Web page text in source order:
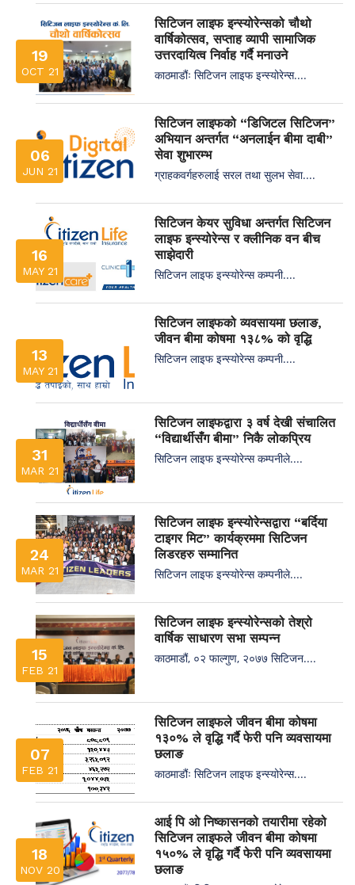
19
OCT 21
सिटिजन लाइफ इन्स्योरेन्सको चौथो
वार्षिकोत्सव, सप्ताह व्यापी सामाजिक
उत्तरदायित्व निर्वाह गर्दै मनाउने
काठमाडौंः सिटिजन लाइफ इन्स्योरेन्स....
06
JUN 21
सिटिजन लाइफको “डिजिटल सिटिजन”
अभियान अन्तर्गत “अनलाईन बीमा दाबी”
सेवा शुभारम्भ
ग्राहकवर्गहरुलाई सरल तथा सुलभ सेवा....
16
MAY 21
सिटिजन केयर सुविधा अन्तर्गत सिटिजन
लाइफ इन्स्योरेन्स र क्लीनिक वन बीच
साझेदारी
सिटिजन लाइफ इन्स्योरेन्स कम्पनी....
13
MAY 21
सिटिजन लाइफको व्यवसायमा छलाङ,
जीवन बीमा कोषमा १३८% को वृद्धि
सिटिजन लाइफ इन्स्योरेन्स कम्पनी....
31
MAR 21
सिटिजन लाइफद्वारा ३ वर्ष देखी संचालित
“विद्यार्थीसँग बीमा” निकै लोकप्रिय
सिटिजन लाइफ इन्स्योरेन्स कम्पनीले....
24
MAR 21
सिटिजन लाइफ इन्स्योरेन्सद्वारा “बर्दिया
टाइगर मिट” कार्यक्रममा सिटिजन
लिडरहरु सम्मानित
सिटिजन लाइफ इन्स्योरेन्स कम्पनीले....
15
FEB 21
सिटिजन लाइफ इन्स्योरेन्सको तेश्रो
वार्षिक साधारण सभा सम्पन्न
काठमाडौं, ०२ फाल्गुण, २०७७ सिटिजन....
07
FEB 21
सिटिजन लाइफले जीवन बीमा कोषमा
१३०% ले वृद्धि गर्दै फेरी पनि व्यवसायमा
छलाङ
काठमाडौंः सिटिजन लाइफ इन्स्योरेन्स....
18
NOV 20
आई पि ओ निष्कासनको तयारीमा रहेको
सिटिजन लाइफले जीवन बीमा कोषमा
१५०% ले वृद्धि गर्दै फेरी पनि व्यवसायमा
छलाङ